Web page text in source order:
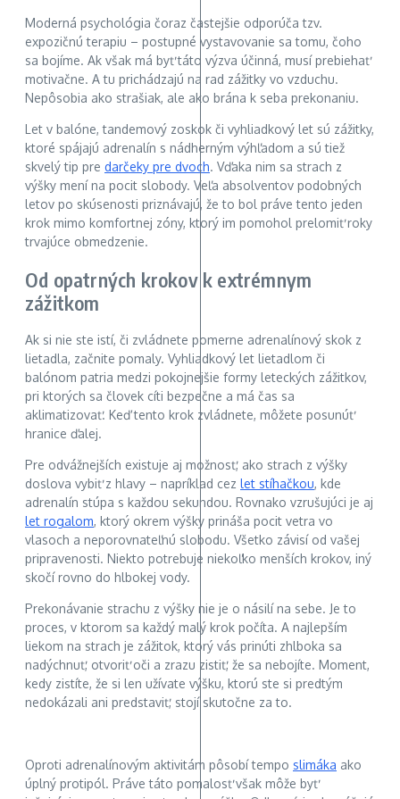
Moderná psychológia čoraz častejšie odporúča tzv.
expozičnú terapiu – postupné vystavovanie sa tomu, čoho
sa bojíme. Ak však má byť táto výzva účinná, musí prebiehať
motivačne. A tu prichádzajú na rad zážitky vo vzduchu.
Nepôsobia ako strašiak, ale ako brána k seba prekonaniu.
Let v balóne, tandemový zoskok či vyhliadkový let sú zážitky,
ktoré spájajú adrenalín s nádherným výhľadom a sú tiež
skvelý tip pre darčeky pre dvoch. Vďaka nim sa strach z
výšky mení na pocit slobody. Veľa absolventov podobných
letov po skúsenosti priznávajú, že to bol práve tento jeden
krok mimo komfortnej zóny, ktorý im pomohol prelomiť roky
trvajúce obmedzenie.
Od opatrných krokov k extrémnym
zážitkom
Ak si nie ste istí, či zvládnete pomerne adrenalínový skok z
lietadla, začnite pomaly. Vyhliadkový let lietadlom či
balónom patria medzi pokojnejšie formy leteckých zážitkov,
pri ktorých sa človek cíti bezpečne a má čas sa
aklimatizovať. Keď tento krok zvládnete, môžete posunúť
hranice ďalej.
Pre odvážnejších existuje aj možnosť, ako strach z výšky
doslova vybiť z hlavy – napríklad cez let stíhačkou, kde
adrenalín stúpa s každou sekundou. Rovnako vzrušujúci je aj
let rogalom, ktorý okrem výšky prináša pocit vetra vo
vlasoch a neporovnateľnú slobodu. Všetko závisí od vašej
pripravenosti. Niekto potrebuje niekoľko menších krokov, iný
skočí rovno do hlbokej vody.
Prekonávanie strachu z výšky nie je o násilí na sebe. Je to
proces, v ktorom sa každý malý krok počíta. A najlepším
liekom na strach je zážitok, ktorý vás prinúti zhlboka sa
nadýchnuť, otvoriť oči a zrazu zistiť, že sa nebojíte. Moment,
kedy zistíte, že si len užívate výšku, ktorú ste si predtým
nedokázali ani predstaviť, stojí skutočne za to.
Oproti adrenalínovým aktivitám pôsobí tempo slimáka ako
úplný protipól. Práve táto pomalosť však môže byť